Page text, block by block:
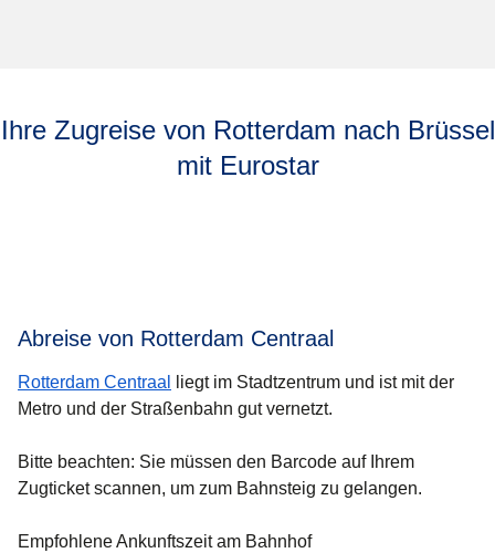
Ihre Zugreise von Rotterdam nach Brüssel
mit Eurostar
Abreise von Rotterdam Centraal
Rotterdam Centraal
liegt im Stadtzentrum und ist mit der
Metro und der Straßenbahn gut vernetzt.
Bitte beachten: Sie müssen den Barcode auf Ihrem
Zugticket scannen, um zum Bahnsteig zu gelangen.
Empfohlene Ankunftszeit am Bahnhof